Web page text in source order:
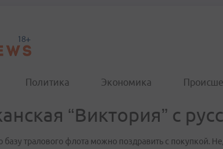
Политика Экономика
“Виктория” с
тралового флота можно поздравить с покупкой.